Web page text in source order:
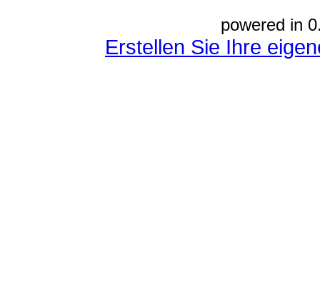
powered in
Erstellen Sie Ihre